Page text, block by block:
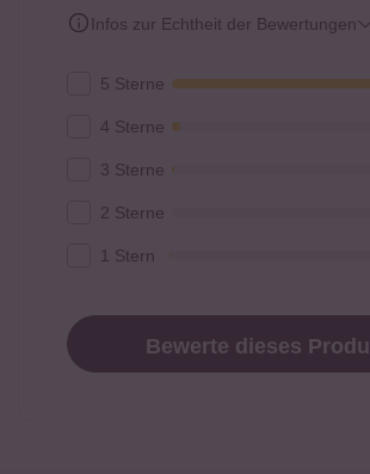
Infos zur Echtheit der Bewertungen
5 Sterne
4 Sterne
3 Sterne
2 Sterne
1 Stern
Bewerte dieses